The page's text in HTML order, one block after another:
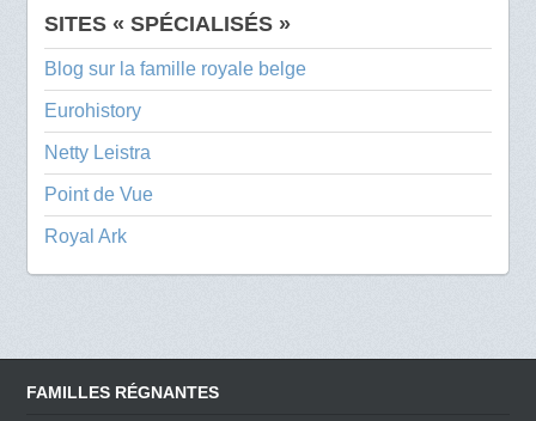
SITES « SPÉCIALISÉS »
Blog sur la famille royale belge
Eurohistory
Netty Leistra
Point de Vue
Royal Ark
FAMILLES RÉGNANTES